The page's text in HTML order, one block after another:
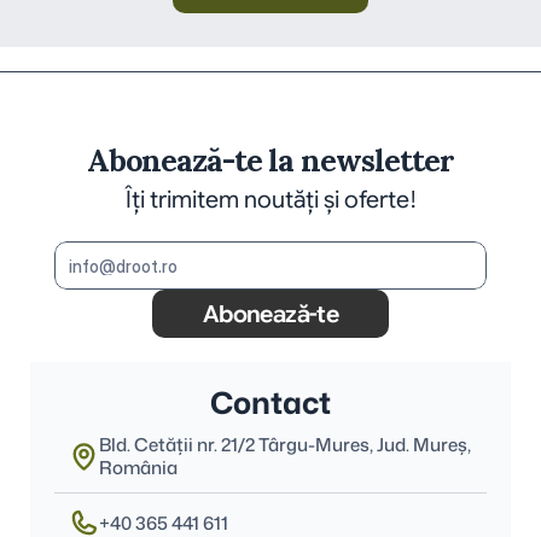
Abonează-te la newsletter
Îți trimitem noutăți și oferte!
Abonează-te
Contact
Bld. Cetății nr. 21/2 Târgu-Mures, Jud. Mureş,
România
+40 365 441 611